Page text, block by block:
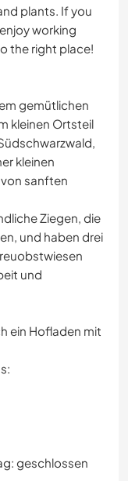
plants. If you
working
the right place!
gemütlichen
kleinen Ortsteil
kleinen
sanften
Ziegen, die
und haben drei
und
ein Hofladen mit
geschlossen